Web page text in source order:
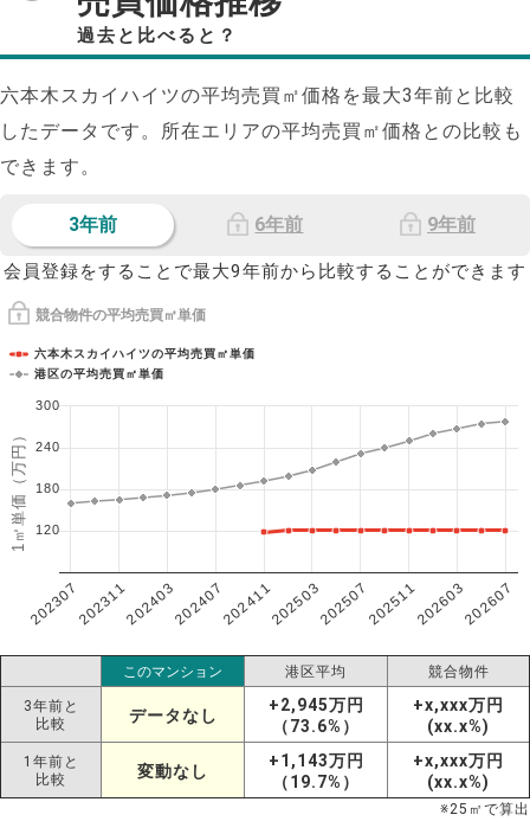
過去と比べると？
六本木スカイハイツの平均売買㎡価格を最大3年前と比較
したデータです。所在エリアの平均売買㎡価格との比較も
できます。
3年前 6年前 9年前
会員登録をすることで最大9年前から比較することができます
競合物件の平均売買㎡単価
1㎡単価（万円）
六本木スカイハイツの平均売買㎡単価
港区の平均売買㎡単価
202307202311202403202407202411202503202507202511202603202607
120
180
240
300
このマンション 港区平均 競合物件
3年前と
比較
データなし
+2,945万円
（73.6%）
+x,xxx万円
(xx.x%)
1年前と
比較
変動なし
+1,143万円
（19.7%）
+x,xxx万円
(xx.x%)
※25 ㎡で算出